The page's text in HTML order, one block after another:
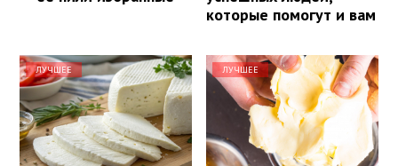
которые помогут и вам
ЛУЧШЕЕ ЛУЧШЕЕ